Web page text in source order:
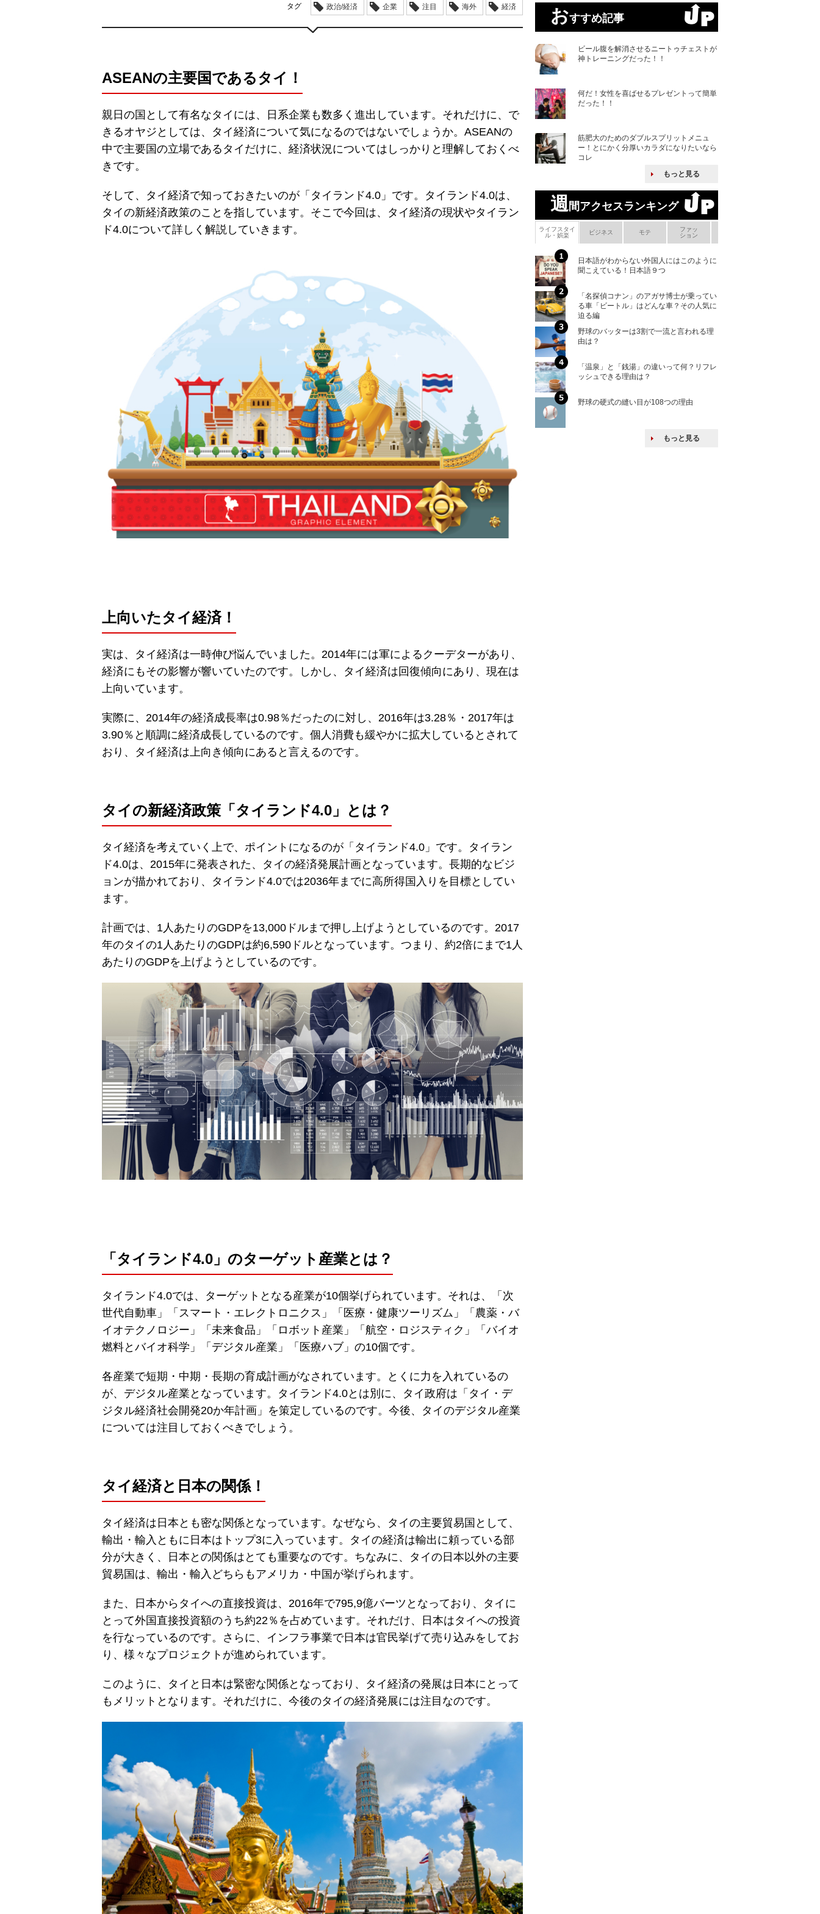
タグ 政治/経済 企業 注目 海外 経済
ASEANの主要国であるタイ！
親日の国として有名なタイには、日系企業も数多く進出しています。それだけに、で
きるオヤジとしては、タイ経済について気になるのではないでしょうか。ASEANの
中で主要国の立場であるタイだけに、経済状況についてはしっかりと理解しておくべ
きです。
そして、タイ経済で知っておきたいのが「タイランド4.0」です。タイランド4.0は、
タイの新経済政策のことを指しています。そこで今回は、タイ経済の現状やタイラン
ド4.0について詳しく解説していきます。
上向いたタイ経済！
実は、タイ経済は一時伸び悩んでいました。2014年には軍によるクーデターがあり、
経済にもその影響が響いていたのです。しかし、タイ経済は回復傾向にあり、現在は
上向いています。
実際に、2014年の経済成長率は0.98％だったのに対し、2016年は3.28％・2017年は
3.90％と順調に経済成長しているのです。個人消費も緩やかに拡大しているとされて
おり、タイ経済は上向き傾向にあると言えるのです。
タイの新経済政策「タイランド4.0」とは？
タイ経済を考えていく上で、ポイントになるのが「タイランド4.0」です。タイラン
ド4.0は、2015年に発表された、タイの経済発展計画となっています。長期的なビジ
ョンが描かれており、タイランド4.0では2036年までに高所得国入りを目標としてい
ます。
計画では、1人あたりのGDPを13,000ドルまで押し上げようとしているのです。2017
年のタイの1人あたりのGDPは約6,590ドルとなっています。つまり、約2倍にまで1人
あたりのGDPを上げようとしているのです。
「タイランド4.0」のターゲット産業とは？
タイランド4.0では、ターゲットとなる産業が10個挙げられています。それは、「次
世代自動車」「スマート・エレクトロニクス」「医療・健康ツーリズム」「農薬・バ
イオテクノロジー」「未来食品」「ロボット産業」「航空・ロジスティク」「バイオ
燃料とバイオ科学」「デジタル産業」「医療ハブ」の10個です。
各産業で短期・中期・長期の育成計画がなされています。とくに力を入れているの
が、デジタル産業となっています。タイランド4.0とは別に、タイ政府は「タイ・デ
ジタル経済社会開発20か年計画」を策定しているのです。今後、タイのデジタル産業
については注目しておくべきでしょう。
タイ経済と日本の関係！
タイ経済は日本とも密な関係となっています。なぜなら、タイの主要貿易国として、
輸出・輸入ともに日本はトップ3に入っています。タイの経済は輸出に頼っている部
分が大きく、日本との関係はとても重要なのです。ちなみに、タイの日本以外の主要
貿易国は、輸出・輸入どちらもアメリカ・中国が挙げられます。
また、日本からタイへの直接投資は、2016年で795,9億バーツとなっており、タイに
とって外国直接投資額のうち約22％を占めています。それだけ、日本はタイへの投資
を行なっているのです。さらに、インフラ事業で日本は官民挙げて売り込みをしてお
り、様々なプロジェクトが進められています。
このように、タイと日本は緊密な関係となっており、タイ経済の発展は日本にとって
もメリットとなります。それだけに、今後のタイの経済発展には注目なのです。
おすすめ記事
ビール腹を解消させるニートゥチェストが
神トレーニングだった！！
何だ！女性を喜ばせるプレゼントって簡単
だった！！
筋肥大のためのダブルスプリットメニュ
ー！とにかく分厚いカラダになりたいなら
コレ
もっと見る
週間アクセスランキング
ライフスタイ
ル・娯楽
ビジネス モテ
ファッ
ション
日本語がわからない外国人にはこのように
聞こえている！日本語９つ
「名探偵コナン」のアガサ博士が乗ってい
る車「ビートル」はどんな車？その人気に
迫る編
野球のバッターは3割で一流と言われる理
由は？
「温泉」と「銭湯」の違いって何？リフレ
ッシュできる理由は？
野球の硬式の縫い目が108つの理由
もっと見る